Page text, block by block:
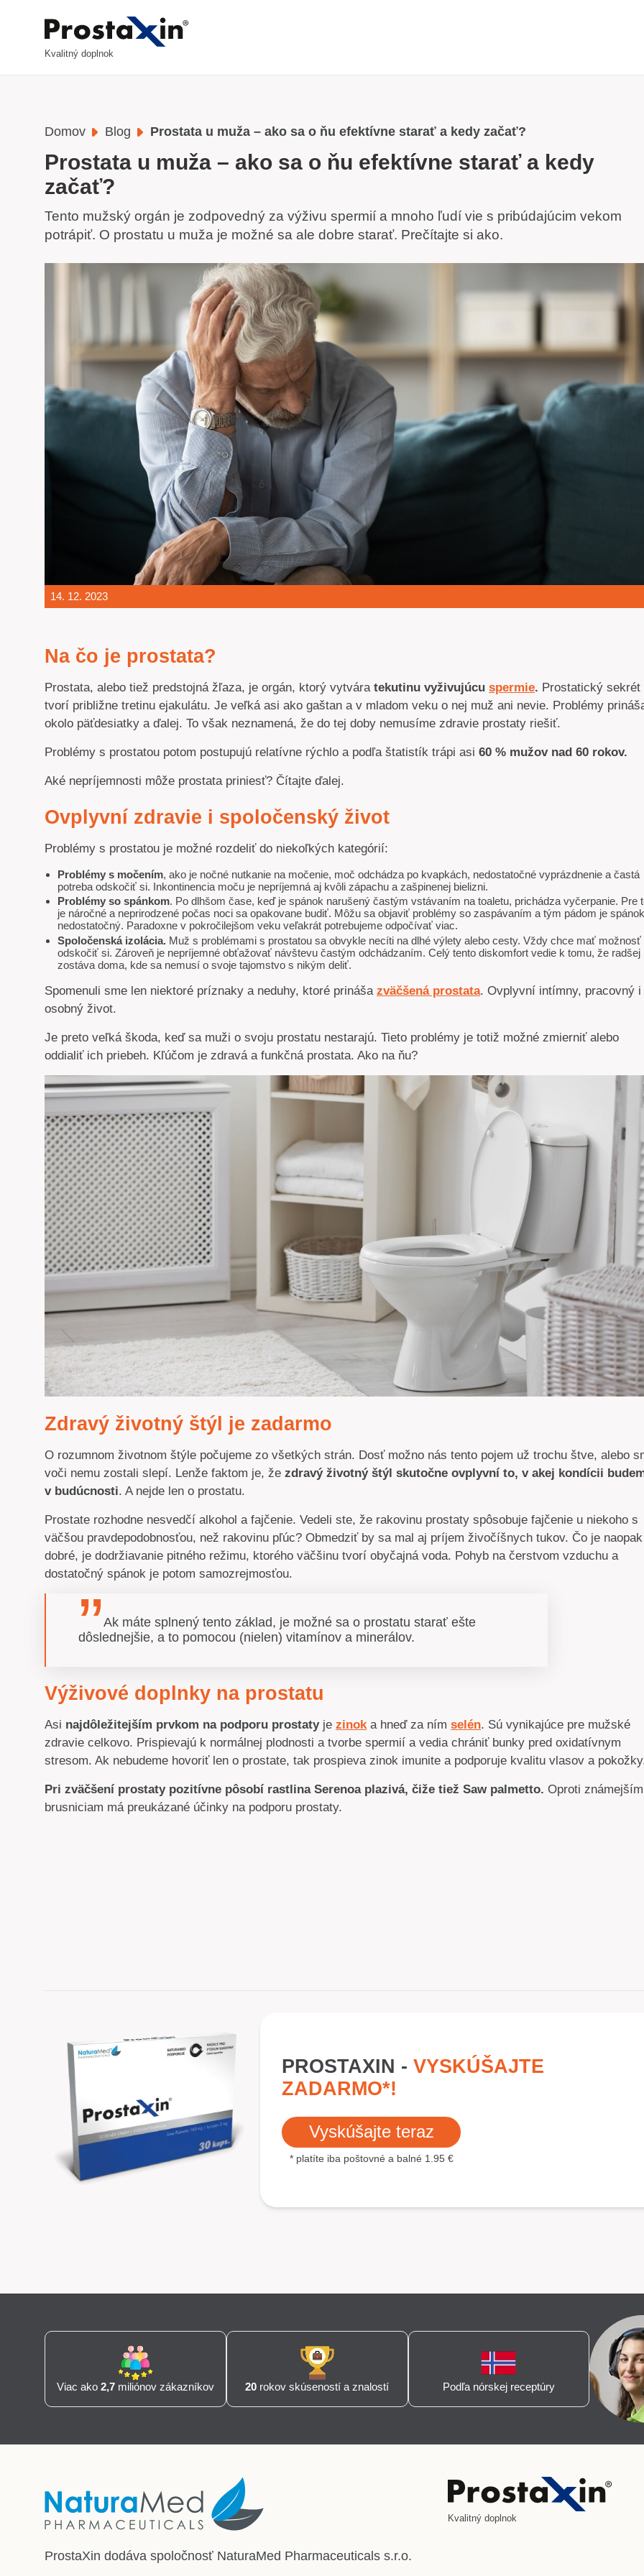
Kvalitný doplnok
Domov Blog Prostata u muža – ako sa o ňu efektívne starať a kedy začať?
Prostata u muža – ako sa o ňu efektívne starať a kedy
začať?
Tento mužský orgán je zodpovedný za výživu spermií a mnoho ľudí vie s pribúdajúcim vekom
potrápiť. O prostatu u muža je možné sa ale dobre starať. Prečítajte si ako.
14. 12. 2023
Na čo je prostata?
Prostata, alebo tiež predstojná žľaza, je orgán, ktorý vytváratekutinu vyživujúcu spermie. Prostatický sekrét
tvorí približne tretinu ejakulátu. Je veľká asi ako gaštan a v mladom veku o nej muž ani nevie. Problémy
okolo päťdesiatky a ďalej. To však neznamená, že do tej doby nemusíme zdravie prostaty riešiť.
Problémy s prostatou potom postupujú relatívne rýchlo a podľa štatistík trápi asi 60 % mužov nad 60 rokov.
Aké nepríjemnosti môže prostata priniesť? Čítajte ďalej.
Ovplyvní zdravie i spoločenský život
Problémy s prostatou je možné rozdeliť do niekoľkých kategórií:
Problémy s močením, ako je nočné nutkanie na močenie, moč odchádza po kvapkách, nedostatočné vyprázdnenie a častá
potreba odskočiť si. Inkontinencia moču je nepríjemná aj kvôli zápachu a zašpinenej bielizni.
Problémy so spánkom. Po dlhšom čase, keď je spánok narušený častým vstávaním na toaletu, prichádza vyčerpanie. Pre
je náročné a neprirodzené počas noci sa opakovane budiť. Môžu sa objaviť problémy so zaspávaním a tým pádom je spánok
nedostatočný. Paradoxne v pokročilejšom veku veľakrát potrebujeme odpočívať viac.
Spoločenská izolácia.Muž s problémami s prostatou sa obvykle necíti na dlhé výlety alebo cesty. Vždy chce mať možnosť
odskočiť si. Zároveň je nepríjemné obťažovať návštevu častým odchádzaním. Celý tento diskomfort vedie k tomu, že radšej
zostáva doma, kde sa nemusí o svoje tajomstvo s nikým deliť.
Spomenuli sme len niektoré príznaky a neduhy, ktoré prináša zväčšená prostata. Ovplyvní intímny, pracovný i
osobný život.
Je preto veľká škoda, keď sa muži o svoju prostatu nestarajú. Tieto problémy je totiž možné zmierniť alebo
oddialiť ich priebeh. Kľúčom je zdravá a funkčná prostata. Ako na ňu?
Zdravý životný štýl je zadarmo
O rozumnom životnom štýle počujeme zo všetkých strán. Dosť možno nás tento pojem už trochu štve, alebo
voči nemu zostali slepí. Lenže faktom je, že zdravý životný štýl skutočne ovplyvní to, v akej kondícii
v budúcnosti. A nejde len o prostatu.
Prostate rozhodne nesvedčí alkohol a fajčenie. Vedeli ste, že rakovinu prostaty spôsobuje fajčenie u niekoho s
väčšou pravdepodobnosťou, než rakovinu pľúc? Obmedziť by sa mal aj príjem živočíšnych tukov. Čo je naopak
dobré, je dodržiavanie pitného režimu, ktorého väčšinu tvorí obyčajná voda. Pohyb na čerstvom vzduchu a
dostatočný spánok je potom samozrejmosťou.
Ak máte splnený tento základ, je možné sa o prostatu starať ešte
dôslednejšie, a to pomocou (nielen) vitamínov a minerálov.
Výživové doplnky na prostatu
Asi najdôležitejším prvkom na podporu prostatyje zinoka hneď za ním selén. Sú vynikajúce pre mužské
zdravie celkovo. Prispievajú k normálnej plodnosti a tvorbe spermií a vedia chrániť bunky pred oxidatívnym
stresom. Ak nebudeme hovoriť len o prostate, tak prospieva zinok imunite a podporuje kvalitu vlasov a
Pri zväčšení prostaty pozitívne pôsobí rastlina Serenoa plazivá, čiže tiež Saw palmetto. Oproti známejším
brusniciam má preukázané účinky na podporu prostaty.
PROSTAXIN - VYSKÚŠAJTE
ZADARMO*!
Vyskúšajte teraz
* platíte iba poštovné a balné 1.95 €
Viac ako 2,7miliónov zákazníkov 20 rokov skúseností a znalostí Podľa nórskej receptúry
ProstaXin dodáva spoločnosť NaturaMed Pharmaceuticals s.r.o.
Kvalitný doplnok